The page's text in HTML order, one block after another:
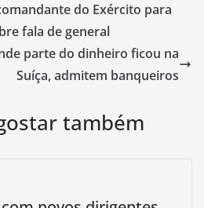
do Exército para
fala de general
parte do dinheiro ficou na
Suíça, admitem banqueiros
também